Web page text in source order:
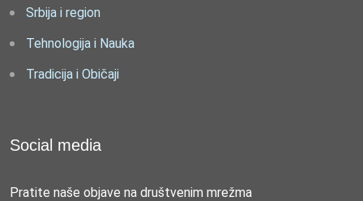
Srbija i region
Tehnologija i Nauka
Tradicija i Običaji
Social media
Pratite naše objave na društvenim mrežma